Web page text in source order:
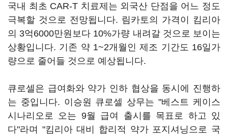
국내 최초 CAR-T 치료제는 외국산 단점을 어느 정도
극복할 것으로 전망됩니다. 림카토의 가격이 킴리아
의 3억6000만원보다 10%가량 내려갈 것으로 보이는
상황입니다. 기존 약 1~2개월인 제조 기간도 16일가
량으로 줄어들 것으로 예상됩니다.
큐로셀은 급여화와 약가 인하 협상을 동시에 진행하
는 중입니다. 이승원 큐로셀 상무는 "베스트 케이스
시나리오로 오는 9월 급여 출시를 목표로 하고 있
다"라며 "킴리아 대비 합리적 약가 포지셔닝으로 국